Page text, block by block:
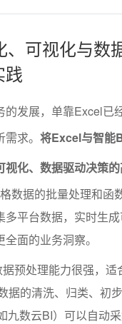
、可视化与数
践
的发展，单靠Excel已
求。 将Excel与智能
视化、数据驱动决策
数据的批量处理和函
多平台数据，实时生
面的业务洞察。
预处理能力很强，适
据的清洗、归类、初步
九数云BI）可以自动